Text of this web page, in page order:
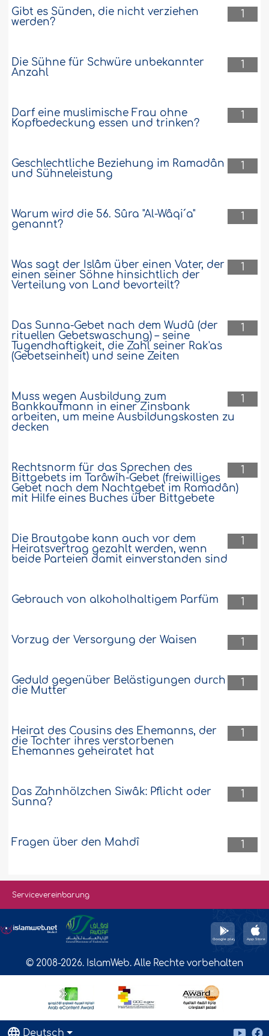
1
Gibt es Sünden, die nicht verziehen
werden?
1
Die Sühne für Schwüre unbekannter
Anzahl
1
Darf eine muslimische Frau ohne
Kopfbedeckung essen und trinken?
1
Geschlechtliche Beziehung im Ramadân
und Sühneleistung
1
Warum wird die 56. Sûra "Al-Wâqi´a"
genannt?
1
Was sagt der Islâm über einen Vater, der
einen seiner Söhne hinsichtlich der
Verteilung von Land bevorteilt?
1
Das Sunna-Gebet nach dem Wudû (der
rituellen Gebetswaschung) – seine
Tugendhaftigkeit, die Zahl seiner Rak'as
(Gebetseinheit) und seine Zeiten
1
Muss wegen Ausbildung zum
Bankkaufmann in einer Zinsbank
arbeiten, um meine Ausbildungskosten zu
decken
1
Rechtsnorm für das Sprechen des
Bittgebets im Tarâwîh-Gebet (freiwilliges
Gebet nach dem Nachtgebet im Ramadân)
mit Hilfe eines Buches über Bittgebete
1
Die Brautgabe kann auch vor dem
Heiratsvertrag gezahlt werden, wenn
beide Parteien damit einverstanden sind
1
Gebrauch von alkoholhaltigem Parfüm
1
Vorzug der Versorgung der Waisen
1
Geduld gegenüber Belästigungen durch
die Mutter
1
Heirat des Cousins des Ehemanns, der
die Tochter ihres verstorbenen
Ehemannes geheiratet hat
1
Das Zahnhölzchen Siwâk: Pflicht oder
Sunna?
1
Fragen über den Mahdî
Servicevereinbarung
© 2008-2026. IslamWeb. Alle Rechte vorbehalten
Deutsch